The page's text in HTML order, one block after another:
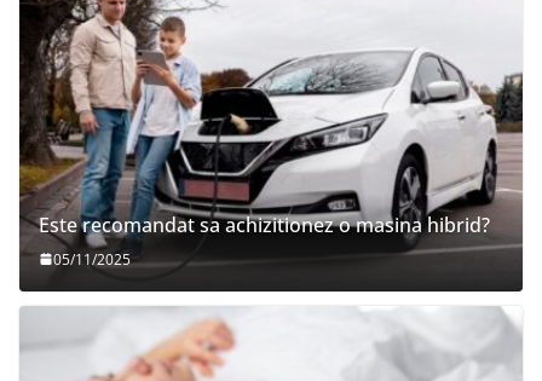
Este recomandat sa achizitionez o masina hibrid?
05/11/2025